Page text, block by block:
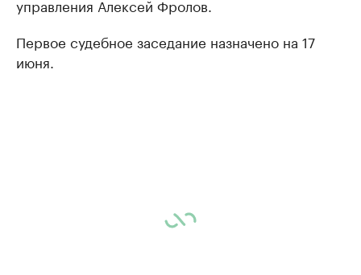
управления Алексей Фролов.
Первое судебное заседание назначено на 17
июня.